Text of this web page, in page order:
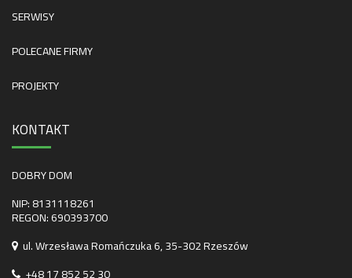
SERWISY
POLECANE FIRMY
PROJEKTY
KONTAKT
DOBRY DOM
NIP: 8131118261
REGON: 690393700
ul. Wrzesława Romańczuka 6, 35-302 Rzeszów